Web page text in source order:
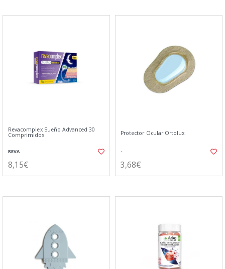
Revacomplex Sueño Advanced 30
Comprimidos
REVA
8,15€
Protector Ocular Ortolux
-
3,68€